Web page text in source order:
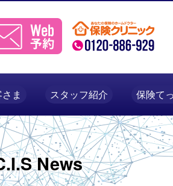
ま スタッフ紹介 保険て
News